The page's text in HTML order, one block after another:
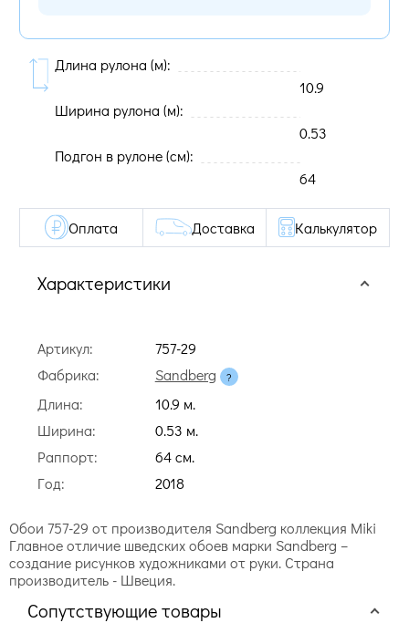
Длина рулона (м):
10.9
Ширина рулона (м):
0.53
Подгон в рулоне (cм):
64
Характеристики
Артикул:
757-29
Фабрика:
Sandberg
Длина:
10.9 м.
Ширина:
0.53 м.
Раппорт:
64 cм.
Год:
2018
Оплата Доставка Калькулятор
Обои 757-29 от производителя Sandberg коллекция Miki
Главное отличие шведских обоев марки Sandberg –
создание рисунков художниками от руки. Страна
производитель - Швеция.
Сопутствующие товары